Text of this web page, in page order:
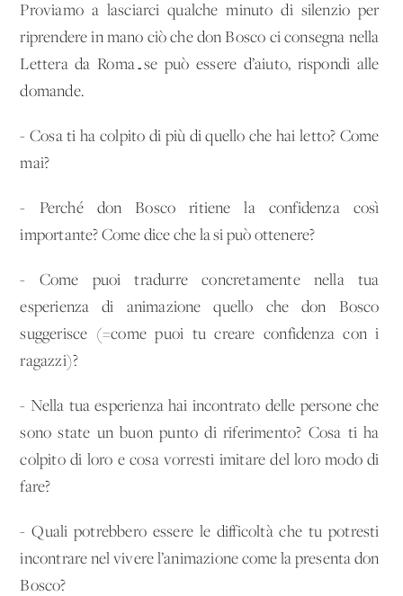
Proviamo a lasciarci qualche minuto di silenzio per
riprendere in mano ciò che don Bosco ci consegna nella
Lettera da Roma…se può essere d’aiuto, rispondi alle
domande.
- Cosa ti ha colpito di più di quello che hai letto? Come
mai?
- Perché don Bosco ritiene la confidenza così
importante? Come dice che la si può ottenere?
- Come puoi tradurre concretamente nella tua
esperienza di animazione quello che don Bosco
suggerisce (=come puoi tu creare confidenza con i
ragazzi)?
- Nella tua esperienza hai incontrato delle persone che
sono state un buon punto di riferimento? Cosa ti ha
colpito di loro e cosa vorresti imitare del loro modo di
fare?
- Quali potrebbero essere le difficoltà che tu potresti
incontrare nel vivere l’animazione come la presenta don
Bosco?